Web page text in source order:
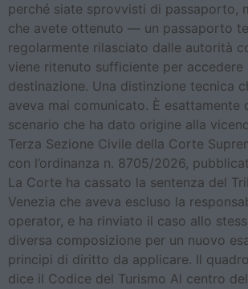
perché siate sprovvisti di passaporto,
che avete ottenuto — un passaporto
regolarmente rilasciato dalle autorità
viene ritenuto sufficiente per accedere
destinazione. Una distinzione tecnica
aveva mai comunicato. È esattamente
scenario che ha dato origine alla
Terza Sezione Civile della Corte
con l’ordinanza n. 8705/2026,
La Corte ha cassato la sentenza del
Venezia che aveva escluso la
operator, e ha rinviato il caso allo
diversa composizione per un nuovo
principi di diritto da applicare. Il
dice il Codice del Turismo Al centro